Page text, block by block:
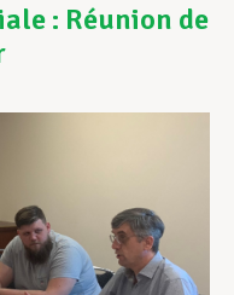
: Réunion de